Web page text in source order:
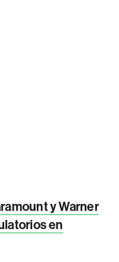
y Warner
en